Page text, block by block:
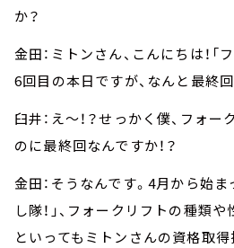
か？
金田：ミトンさん、こんにちは！「
6回目の本日ですが、なんと最終回
臼井：え～！？せっかく僕、フォ
のに最終回なんですか！？
金田：そうなんです。4月から始
し隊！」、フォークリフトの種類
といってもミトンさんの資格取